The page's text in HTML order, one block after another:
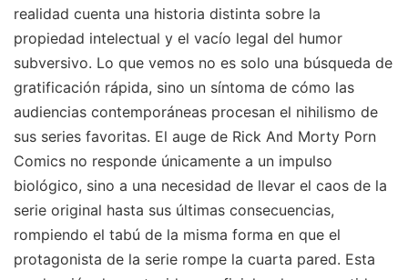
realidad cuenta una historia distinta sobre la
propiedad intelectual y el vacío legal del humor
subversivo. Lo que vemos no es solo una búsqueda de
gratificación rápida, sino un síntoma de cómo las
audiencias contemporáneas procesan el nihilismo de
sus series favoritas. El auge de Rick And Morty Porn
Comics no responde únicamente a un impulso
biológico, sino a una necesidad de llevar el caos de la
serie original hasta sus últimas consecuencias,
rompiendo el tabú de la misma forma en que el
protagonista de la serie rompe la cuarta pared. Esta